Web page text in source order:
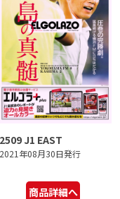
2509 J1 EAST
2021年08月30日発行
商品詳細へ